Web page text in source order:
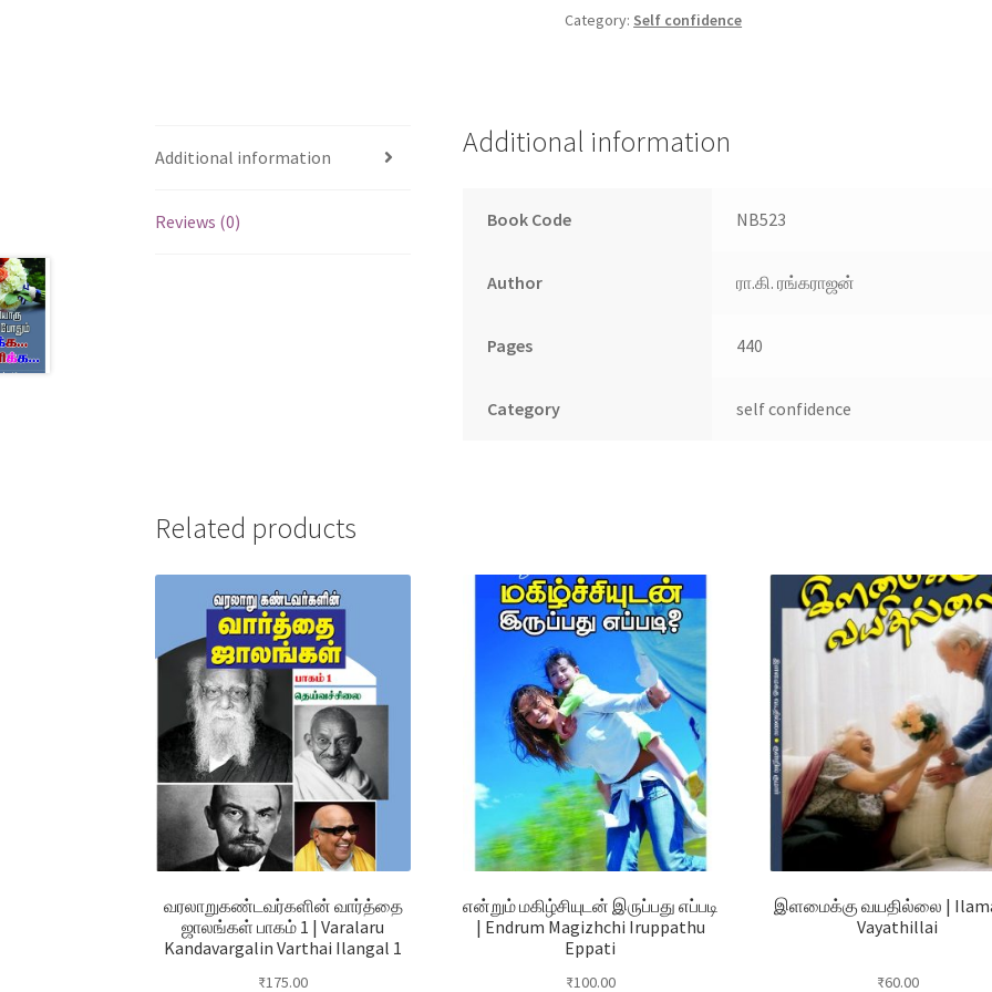
Mudhalvaraagalam
Category: Self confidence
Additional information
Reviews (0)
Additional information
Book Code NB523
Author ரா.கி. ரங்கராஜன்
Pages 440
Category self confidence
Related products
வரலாறுகண்டவர்களின் வார்த்தை
ஜாலங்கள் பாகம் 1 | Varalaru
Kandavargalin Varthai Ilangal 1
₹175.00
என்றும் மகிழ்சியுடன் இருப்பது எப்படி
| Endrum Magizhchi Iruppathu
Eppati
₹100.00
இளமைக்கு வயதில்லை |
Vayathillai
₹60.00